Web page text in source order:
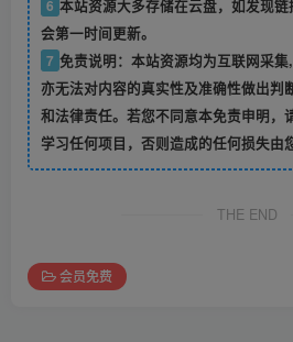
6 本站资源大多存储在云盘，如发现
会第一时间更新。
7 免责说明：本站资源均为互联网采
亦无法对内容的真实性及准确性做出判
和法律责任。若您不同意本免责申明，
学习任何项目，否则造成的任何损失由
THE END
会员免费